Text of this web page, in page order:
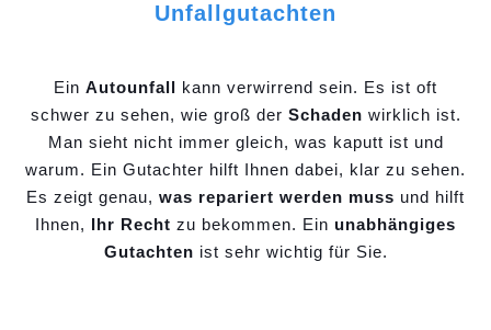
Unfallgutachten
Ein Autounfall kann verwirrend sein. Es ist oft
schwer zu sehen, wie groß der Schaden wirklich ist.
Man sieht nicht immer gleich, was kaputt ist und
warum. Ein Gutachter hilft Ihnen dabei, klar zu sehen.
Es zeigt genau, was repariert werden muss und hilft
Ihnen, Ihr Recht zu bekommen. Ein unabhängiges
Gutachten ist sehr wichtig für Sie.